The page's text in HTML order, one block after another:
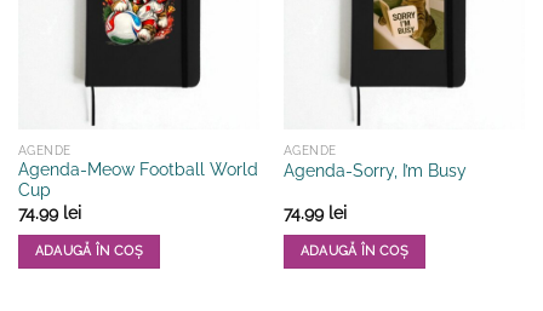
AGENDE
Agenda-Meow Football World
Cup
74.99 lei
ADAUGĂ ÎN COȘ
AGENDE
Agenda-Sorry, I’m Busy
74.99 lei
ADAUGĂ ÎN COȘ